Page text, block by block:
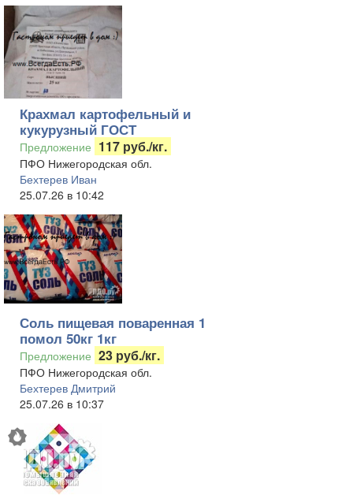
Крахмал картофельный и
кукурузный ГОСТ
Предложение 117 руб./кг.
ПФО Нижегородская обл.
Бехтерев Иван
25.07.26 в 10:42
Соль пищевая поваренная 1
помол 50кг 1кг
Предложение 23 руб./кг.
ПФО Нижегородская обл.
Бехтерев Дмитрий
25.07.26 в 10:37